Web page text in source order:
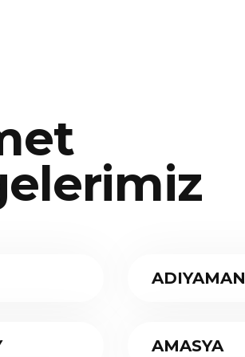
ADIYAMAN
AMASYA